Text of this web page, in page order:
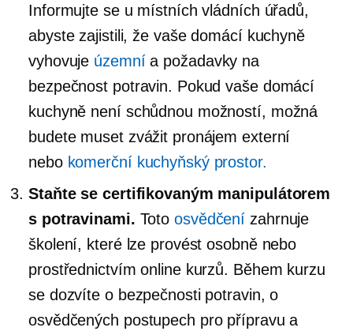
Informujte se u místních vládních úřadů,
abyste zajistili, že vaše domácí kuchyně
vyhovuje územnía požadavky na
bezpečnost potravin. Pokud vaše domácí
kuchyně není schůdnou možností, možná
budete muset zvážit pronájem externí
nebo komerční kuchyňský prostor.
Staňte se certifikovaným manipulátorem
s potravinami. Totoosvědčení zahrnuje
školení, které lze provést osobně nebo
prostřednictvím online kurzů. Během kurzu
se dozvíte o bezpečnosti potravin, o
osvědčených postupech pro přípravu a